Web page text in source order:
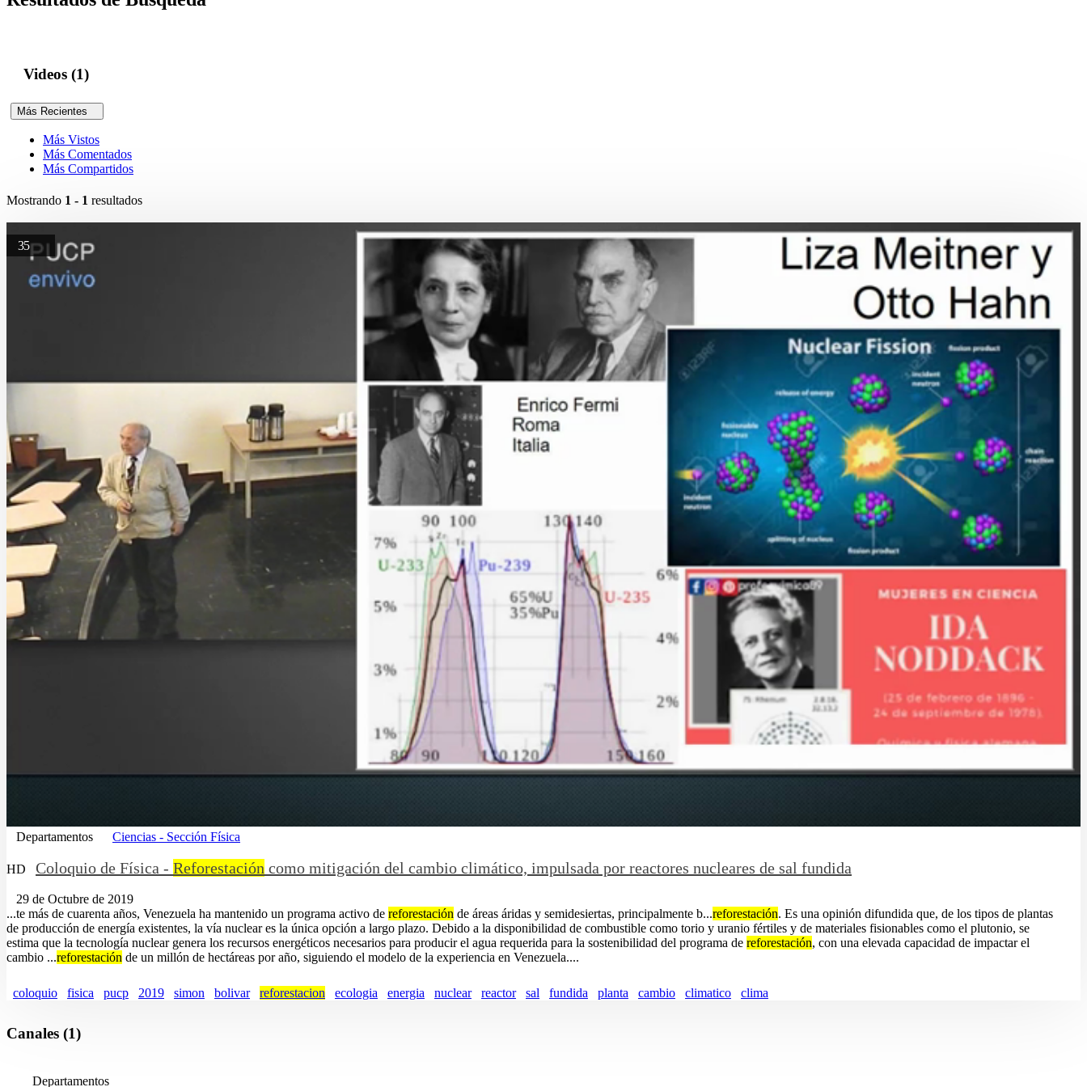
Videos (1)
Más Recientes
Más Vistos
Más Comentados
Más Compartidos
Mostrando 1 - 1 resultados
35
Departamentos Ciencias - Sección Física
HD Coloquio de Física - Reforestación como mitigación del cambio climático, impulsada por reactores nucleares de sal fundida
29 de Octubre de 2019
...te más de cuarenta años, Venezuela ha mantenido un programa activo de reforestación de áreas áridas y semidesiertas, principalmente b...reforestación. Es una opinión difundida que, de los tipos de plantas
de producción de energía existentes, la vía nuclear es la única opción a largo plazo. Debido a la disponibilidad de combustible como torio y uranio fértiles y de materiales fisionables como el plutonio, se
estima que la tecnología nuclear genera los recursos energéticos necesarios para producir el agua requerida para la sostenibilidad del programa de reforestación, con una elevada capacidad de impactar el
cambio ...reforestación de un millón de hectáreas por año, siguiendo el modelo de la experiencia en Venezuela....
coloquio fisica pucp 2019 simon bolivar reforestacion ecologia energia nuclear reactor sal fundida planta cambio climatico clima
Canales (1)
Departamentos